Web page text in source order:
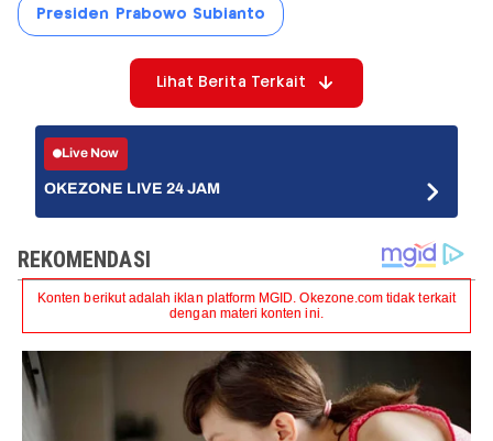
Presiden Prabowo Subianto
Lihat Berita Terkait
Live Now
OKEZONE LIVE 24 JAM